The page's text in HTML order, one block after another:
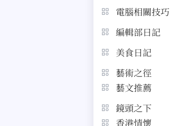
電腦相關技巧
編輯部日記
美食日記
藝術之徑
藝文推薦
鏡頭之下
香港情懷